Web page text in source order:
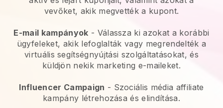
vevőket, akik megvették a kupont.
E-mail kampányok - Válassza ki azokat a korábbi
ügyfeleket, akik lefoglalták vagy megrendelték a
virtuális segítségnyújtási szolgáltatásokat, és
küldjön nekik marketing e-maileket.
Influencer Campaign - Szociális média affiliate
kampány létrehozása és elindítása.